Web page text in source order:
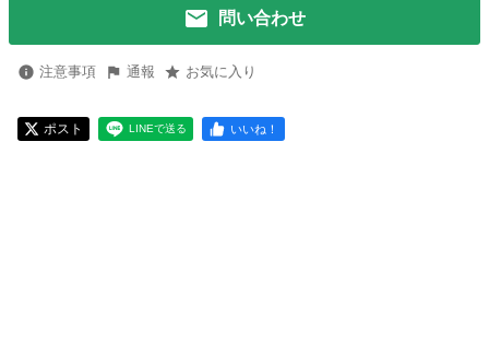
問い合わせ
注意事項 通報 お気に入り
ポスト LINEで送る いいね！